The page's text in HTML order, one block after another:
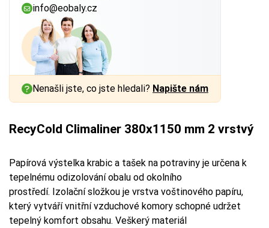
info@eobaly.cz
Nenašli jste, co jste hledali? Napište nám
RecyCold Climaliner 380x1150 mm 2 vrstvý
Papírová výstelka krabic a tašek na potraviny je určena k
tepelnému odizolování obalu od okolního
prostředí. Izolační složkou je vrstva voštinového papíru,
který vytváří vnitřní vzduchové komory schopné udržet
tepelný komfort obsahu. Veškerý materiál